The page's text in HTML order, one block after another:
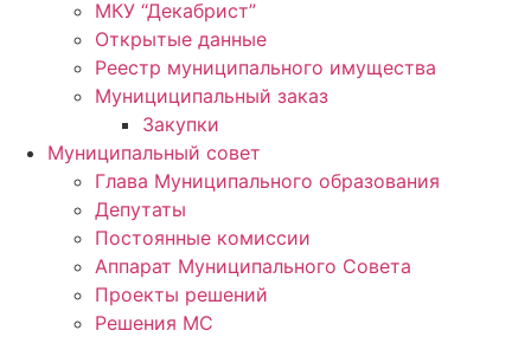
МКУ “Декабрист”
Открытые данные
Реестр муниципального имущества
Мунициципальный заказ
Закупки
Муниципальный совет
Глава Муниципального образования
Депутаты
Постоянные комиссии
Аппарат Муниципального Совета
Проекты решений
Решения МС